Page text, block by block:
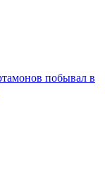
побывал в